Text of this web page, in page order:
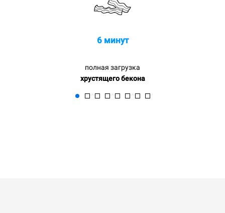
6 минут
полная загрузка
хрустящего бекона